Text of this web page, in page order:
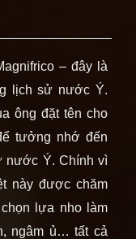
– đây là
lịch sử nước Ý.
ông đặt tên cho
tưởng nhớ đến
nước Ý. Chính vì
này được chăm
lựa nho làm
ngâm ủ… tất cả